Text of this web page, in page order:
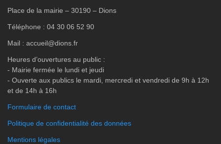
Place de la mairie – 30190 – Dions
Téléphone : 04 30 06 52 90
Mail : accueil@dions.fr
Heures d’ouvertures au public :
- Mairie fermée le lundi et jeudi
- Ouverte aux publics le mardi, mercredi et vendredi de 9h à 12h
et de 14h à 16h
Formulaire de contact
Politique de confidentialité des données
Mentions légales